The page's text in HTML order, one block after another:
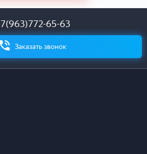
65-63
Заказать звонок